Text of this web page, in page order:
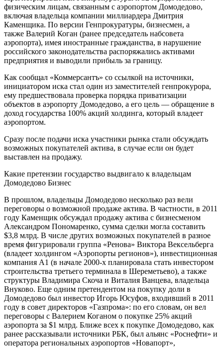
физическим лицам, связанным с аэропортом Домодедово,
включая владельца компании миллиардера Дмитрия
Каменщика. По версии Генпрокуратуры, бизнесмен, а
также Валерий Коган (ранее председатель набсовета
аэропорта), имея иностранные гражданства, в нарушение
российского законодательства распоряжались активами
предприятия и выводили прибыль за границу.
Как сообщал «Коммерсантъ» со ссылкой на источники,
инициатором иска стал один из заместителей генпрокурора,
ему предшествовала проверка порядка приватизации
объектов в аэропорту Домодедово, а его цель — обращение в
доход государства 100% акций холдинга, который владеет
аэропортом.
Сразу после подачи иска участники рынка стали обсуждать
возможных покупателей актива, в случае если он будет
выставлен на продажу.
Какие претензии государство выдвигало к владельцам
Домодедово Бизнес
В прошлом, владельцы Домодедово несколько раз вели
переговоры о возможной продаже актива. В частности, в 2011
году Каменщик обсуждал продажу актива с бизнесменом
Александром Пономаренко, сумма сделки могла составить
$3,8 млрд. В числе других возможных покупателей в разное
время фигурировали группа «Ренова» Виктора Вексельберга
(владеет холдингом «Аэропорты регионов»), инвестиционная
компания А1 (в начале 2000-х планировала стать инвестором
строительства третьего терминала в Шереметьево), а также
структуры Владимира Скоча и Виталия Ванцева, владельца
Внуково. Еще одним претендентом на покупку доли в
Домодедово был инвестор Игорь Юсуфов, входивший в 2011
году в совет директоров «Газпрома»: по его словам, он вел
переговоры с Валерием Коганом о покупке 25% акций
аэропорта за $1 млрд. Ближе всех к покупке Домодедово, как
ранее рассказывали источники РБК, был альянс «Роснефти» и
оператора региональных аэропортов «Новапорт»,